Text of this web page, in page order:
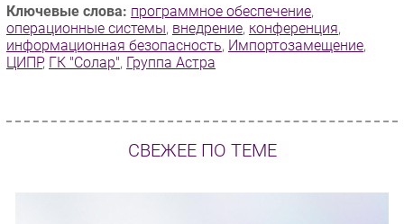
Ключевые слова: программное обеспечение,
операционные системы, внедрение, конференция,
информационная безопасность, Импорто­замещение,
ЦИПР, ГК "Солар", Группа Астра
СВЕЖЕЕ ПО ТЕМЕ